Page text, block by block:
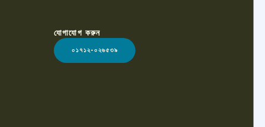
যোগাযোগ করুন
০১৭১২-০২৬৫৩৯